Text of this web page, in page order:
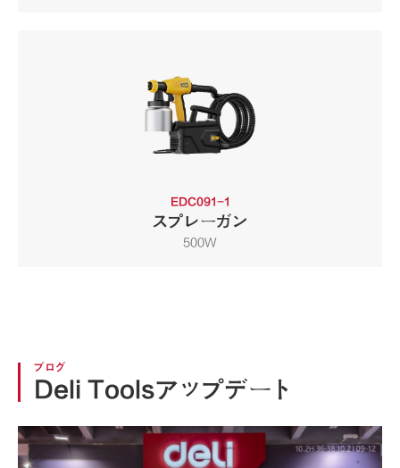
EDC091-1
スプレーガン
500W
ブログ
Deli Toolsアップデート